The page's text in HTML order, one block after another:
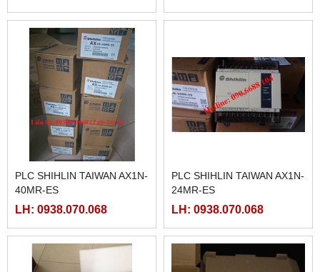
FATEK FBS-2DA
LH: 0938.070.068
FATEK FBS-4DA
LH: 0938.070.068